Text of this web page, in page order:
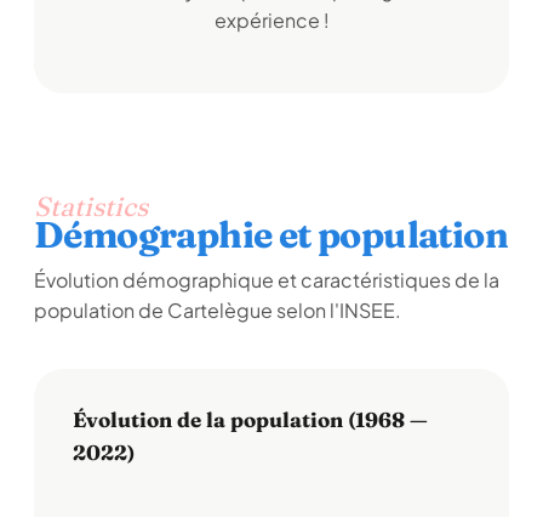
expérience !
Statistics
Démographie et population
Évolution démographique et caractéristiques de la
population de Cartelègue selon l'INSEE.
Évolution de la population (1968 —
2022)